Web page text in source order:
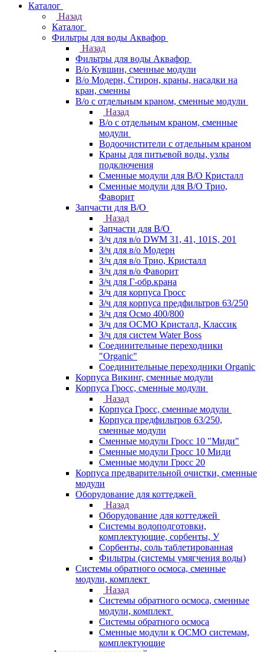
Каталог
Назад
Каталог
Фильтры для воды Аквафор
Назад
Фильтры для воды Аквафор
В/о Кувшин, сменные модули
В/о Модерн, Стирон, краны, насадки на
кран, сменны
В/о с отдельным краном, сменные модули
Назад
В/о с отдельным краном, сменные
модули
Водоочистители с отдельным краном
Краны для питьевой воды, узлы
подключения
Сменные модули для В/О Кристалл
Сменные модули для В/О Трио,
Фаворит
Запчасти для В/О
Назад
Запчасти для В/О
З/ч для в/о DWM 31, 41, 101S, 201
З/ч для в/о Модерн
З/ч для в/о Трио, Кристалл
З/ч для в/о Фаворит
З/ч для Г-обр.крана
З/ч для корпуса Гросс
З/ч для корпуса предфильтров 63/250
З/ч для Осмо 400/800
З/ч для ОСМО Кристалл, Классик
З/ч для систем Water Boss
Соединительные переходники
"Organic"
Соединительные переходники Organic
Корпуса Викинг, сменные модули
Корпуса Гросс, сменные модули
Назад
Корпуса Гросс, сменные модули
Корпуса предфильтров 63/250,
сменные модули
Сменные модули Гросс 10 "Миди"
Сменные модули Гросс 10 Миди
Сменные модули Гросс 20
Корпуса предварительной очистки, сменные
модули
Оборудование для коттеджей
Назад
Оборудование для коттеджей
Системы водоподготовки,
комплектующие, сорбенты, У
Сорбенты, соль таблетированная
Фильтры (системы умягчения воды)
Системы обратного осмоса, сменные
модули, комплект
Назад
Системы обратного осмоса, сменные
модули, комплект
Системы обратного осмоса
Сменные модули к ОСМО системам,
комплектующие